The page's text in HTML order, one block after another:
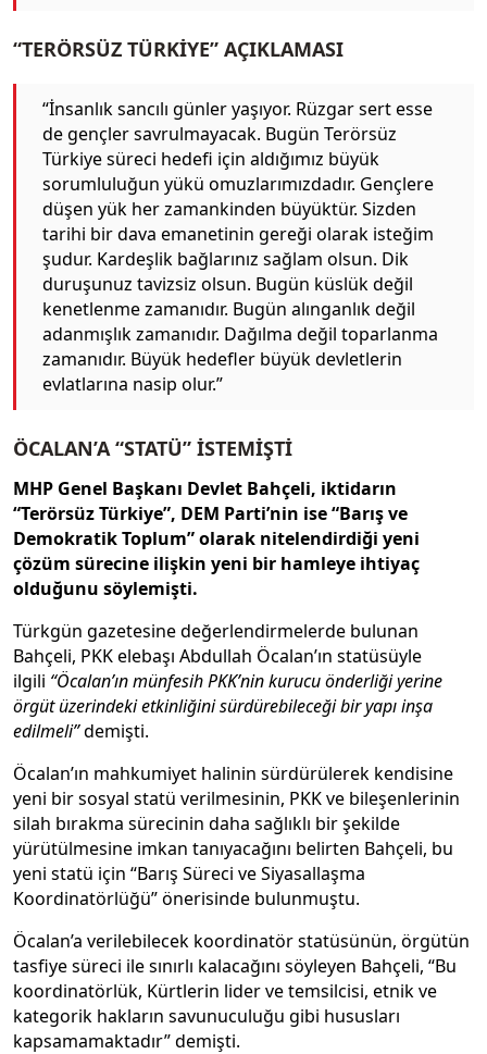
“TERÖRSÜZ TÜRKİYE” AÇIKLAMASI
“İnsanlık sancılı günler yaşıyor. Rüzgar sert esse
de gençler savrulmayacak. Bugün Terörsüz
Türkiye süreci hedefi için aldığımız büyük
sorumluluğun yükü omuzlarımızdadır. Gençlere
düşen yük her zamankinden büyüktür. Sizden
tarihi bir dava emanetinin gereği olarak isteğim
şudur. Kardeşlik bağlarınız sağlam olsun. Dik
duruşunuz tavizsiz olsun. Bugün küslük değil
kenetlenme zamanıdır. Bugün alınganlık değil
adanmışlık zamanıdır. Dağılma değil toparlanma
zamanıdır. Büyük hedefler büyük devletlerin
evlatlarına nasip olur.”
ÖCALAN’A “STATÜ” İSTEMİŞTİ
MHP Genel Başkanı Devlet Bahçeli, iktidarın
“Terörsüz Türkiye”, DEM Parti’nin ise “Barış ve
Demokratik Toplum” olarak nitelendirdiği yeni
çözüm sürecine ilişkin yeni bir hamleye ihtiyaç
olduğunu söylemişti.
Türkgün gazetesine değerlendirmelerde bulunan
Bahçeli, PKK elebaşı Abdullah Öcalan’ın statüsüyle
ilgili “Öcalan’ın münfesih PKK’nin kurucu önderliği yerine
örgüt üzerindeki etkinliğini sürdürebileceği bir yapı inşa
edilmeli”demişti.
Öcalan’ın mahkumiyet halinin sürdürülerek kendisine
yeni bir sosyal statü verilmesinin, PKK ve bileşenlerinin
silah bırakma sürecinin daha sağlıklı bir şekilde
yürütülmesine imkan tanıyacağını belirten Bahçeli, bu
yeni statü için “Barış Süreci ve Siyasallaşma
Koordinatörlüğü” önerisinde bulunmuştu.
Öcalan’a verilebilecek koordinatör statüsünün, örgütün
tasfiye süreci ile sınırlı kalacağını söyleyen Bahçeli, “Bu
koordinatörlük, Kürtlerin lider ve temsilcisi, etnik ve
kategorik hakların savunuculuğu gibi hususları
kapsamamaktadır” demişti.